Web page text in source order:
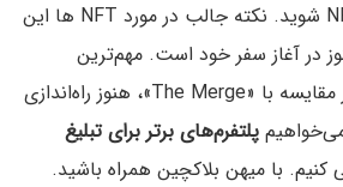
بخواهید وارد دنیای NFT شوید. نکته جالب در مورد NFT ها این
در آغاز سفر خود است. مهم‌ترین
پروژه‌های NFT حتی در مقایسه با «The Merge»، هنوز راه‌اندازی
پلتفرم‌های برتر برای تبلیغ
کنیم. با میهن بلاکچین همراه باشید.